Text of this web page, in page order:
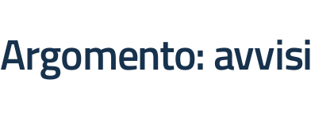
Argomento: avvisi